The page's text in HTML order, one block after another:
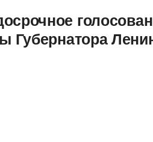
Губернатора